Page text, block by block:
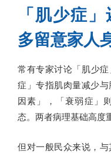
「肌少症
多留意家人
常有专家讨论「肌少
症」专指肌肉量减少
因素」，「衰弱症」
态。两者病理基础高度
但对一般民众来说，